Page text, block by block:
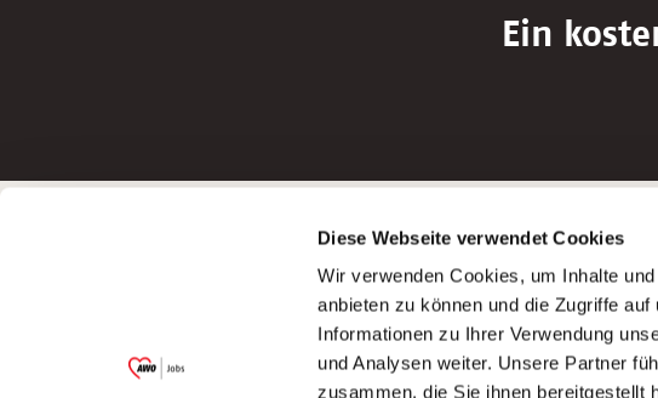
Diese Webseite verwendet Cookies
Wir verwenden Cookies, um Inhalte
anbieten zu können und die Zugriffe
Informationen zu Ihrer Verwendung
und Analysen weiter. Unsere Partner
zusammen, die Sie ihnen bereitgestellt
Ein
Garitz Bewirtschaftungsbetriebe GmbH
(Ein Tochterunternehmen des AWO
Bezirksverbandes Unterfranken e.V.)
Bewerbungstipps
Bewerbung als
Bewerbung als
Bewerbung als
Bewerbung als Erzieher*in